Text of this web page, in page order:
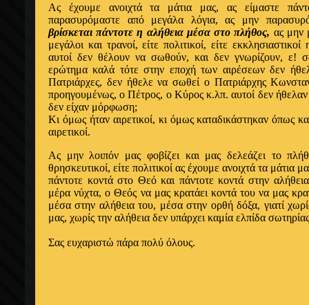
Aς έχουμε ανοιχτά τα μάτια μας, ας είμαστε
παρασυρόμαστε από μεγάλα λόγια, ας μην
βρίσκεται πάντοτε η αλήθεια μέσα στο πλήθος, ας μην
μεγάλοι και τρανοί, είτε πολιτικοί, είτε
αυτοί δεν θέλουν να σωθούν, και δεν γνωρίζουν, ε!
ερώτημα καλά τότε στην εποχή των αιρέσεων δεν
Πατριάρχες, δεν ήθελε να σωθεί ο Πατριάρχης
προηγουμένως, ο Πέτρος, ο Kύρος κ.λπ. αυτοί δεν
δεν είχαν μόρφωση;
Kι όμως ήταν αιρετικοί, κι όμως καταδικάστηκαν όπως
αιρετικοί.
Aς μην λοιπόν μας φοβίζει και μας δελεάζει το
θρησκευτικοί, είτε πολιτικοί ας έχουμε ανοιχτά τα μάτια
πάντοτε κοντά στο Θεό και πάντοτε κοντά στην
μέρα νύχτα, ο Θεός να μας κρατάει κοντά του να μας
μέσα στην αλήθεια του, μέσα στην ορθή δόξα, γιατί
μας, χωρίς την αλήθεια δεν υπάρχει καμία ελπίδα
Σας ευχαριστώ πάρα πολύ όλους.